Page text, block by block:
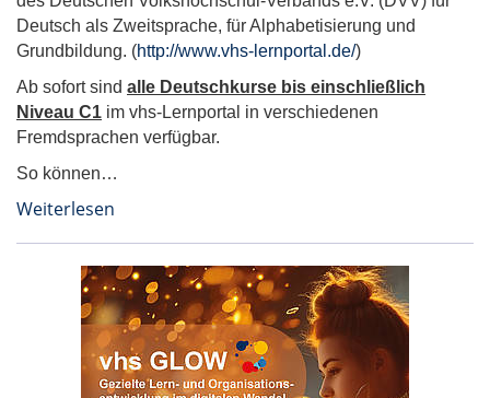
Deutsch als Zweitsprache, für Alphabetisierung und
Grundbildung. (http://www.vhs-lernportal.de/)
Ab sofort sind alle Deutschkurse bis einschließlich
Niveau C1 im vhs-Lernportal in verschiedenen
Fremdsprachen verfügbar.
So können…
Weiterlesen